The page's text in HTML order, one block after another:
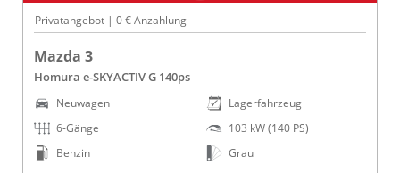
Privatangebot | 0 € Anzahlung
Mazda 3
Homura e-SKYACTIV G 140ps
Neuwagen
6-Gänge
Benzin
Lagerfahrzeug
103 kW (140 PS)
Grau